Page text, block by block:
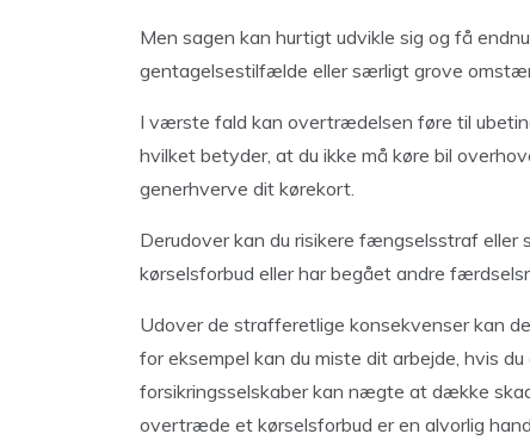
Men sagen kan hurtigt udvikle sig og få
gentagelsestilfælde eller særligt grove
I værste fald kan overtrædelsen føre til
hvilket betyder, at du ikke må køre bil
generhverve dit kørekort.
Derudover kan du risikere fængselsstraf
kørselsforbud eller har begået andre
Udover de strafferetlige konsekvenser kan
for eksempel kan du miste dit arbejde, hvis
forsikringsselskaber kan nægte at dække
overtræde et kørselsforbud er en alvorlig